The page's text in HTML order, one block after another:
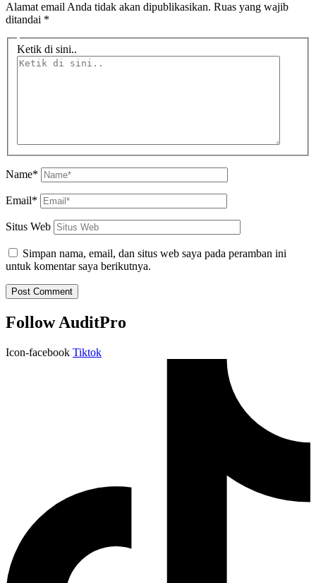
Alamat email Anda tidak akan dipublikasikan. Ruas yang wajib
ditandai *
Ketik di sini..
Name*
Email*
Situs Web
Simpan nama, email, dan situs web saya pada peramban ini
untuk komentar saya berikutnya.
Follow AuditPro
Icon-facebook Tiktok